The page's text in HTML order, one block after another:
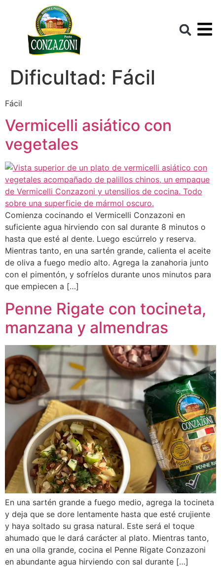
Dificultad: Fácil
Fácil
Vermicelli asiático con
vegetales
Comienza cocinando el Vermicelli Conzazoni en
suficiente agua hirviendo con sal durante 8 minutos o
hasta que esté al dente. Luego escúrrelo y reserva.
Mientras tanto, en una sartén grande, calienta el aceite
de oliva a fuego medio alto. Agrega la zanahoria junto
con el pimentón, y sofríelos durante unos minutos para
que empiecen a […]
Penne Rigate con tocineta,
manzana y almendras
En una sartén grande a fuego medio, agrega la tocineta
y deja que se dore lentamente hasta que esté crujiente
y haya soltado su grasa natural. Este será el toque
ahumado que le dará carácter al plato. Mientras tanto,
en una olla grande, cocina el Penne Rigate Conzazoni
en abundante agua hirviendo con sal durante […]